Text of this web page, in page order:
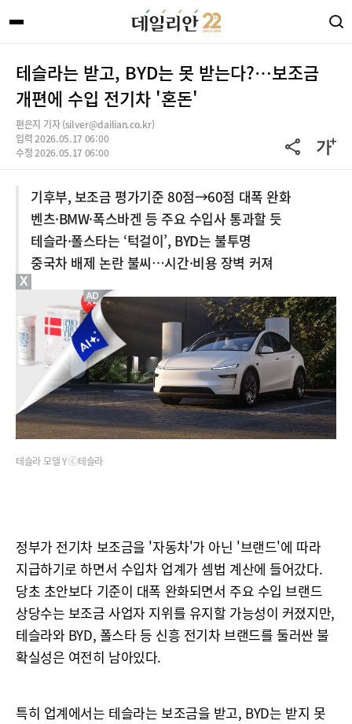
테슬라는 받고, BYD는 못 받는다?…보조금
개편에 수입 전기차 '혼돈'
편은지 기자 (silver@dailian.co.kr)
입력 2026.05.17 06:00
수정 2026.05.17 06:00
기후부, 보조금 평가기준 80점→60점 대폭 완화
벤츠·BMW·폭스바겐 등 주요 수입사 통과할 듯
테슬라·폴스타는 ‘턱걸이’, BYD는 불투명
중국차 배제 논란 불씨…시간·비용 장벽 커져
테슬라 모델 Y ⓒ테슬라
정부가 전기차 보조금을 '자동차'가 아닌 '브랜드'에 따라
지급하기로 하면서 수입차 업계가 셈법 계산에 들어갔다.
당초 초안보다 기준이 대폭 완화되면서 주요 수입 브랜드
상당수는 보조금 사업자 지위를 유지할 가능성이 커졌지만,
테슬라와 BYD, 폴스타 등 신흥 전기차 브랜드를 둘러싼 불
확실성은 여전히 남아있다.
특히 업계에서는 테슬라는 보조금을 받고, BYD는 받지 못
X